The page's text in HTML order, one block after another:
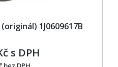
1J0609617B
s DPH